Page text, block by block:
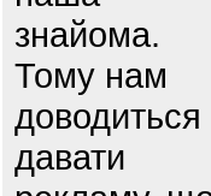
знайома.
Тому нам
доводиться
давати